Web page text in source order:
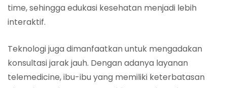
time, sehingga edukasi kesehatan menjadi lebih
interaktif.
Teknologi juga dimanfaatkan untuk mengadakan
konsultasi jarak jauh. Dengan adanya layanan
telemedicine, ibu-ibu yang memiliki keterbatasan